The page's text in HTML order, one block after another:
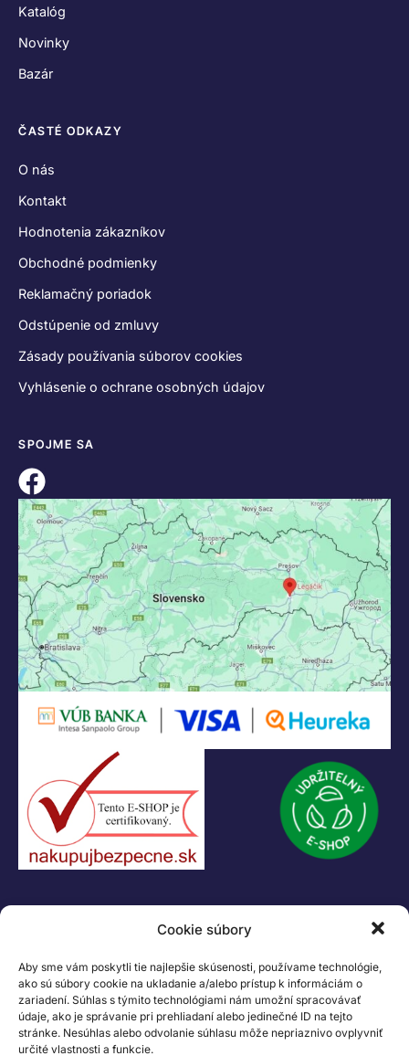
Cookie súbory
Aby sme vám poskytli tie najlepšie skúsenosti, používame technológie,
ako sú súbory cookie na ukladanie a/alebo prístup k informáciám o
zariadení. Súhlas s týmito technológiami nám umožní spracovávať
údaje, ako je správanie pri prehliadaní alebo jedinečné ID na tejto
stránke. Nesúhlas alebo odvolanie súhlasu môže nepriaznivo ovplyvniť
určité vlastnosti a funkcie.
Katalóg
Novinky
Bazár
ČASTÉ ODKAZY
O nás
Kontakt
Hodnotenia zákazníkov
Obchodné podmienky
Reklamačný poriadok
Odstúpenie od zmluvy
Zásady používania súborov cookies
Vyhlásenie o ochrane osobných údajov
SPOJME SA
+421 907 919 608
legacik@legacik.sk
Legáčik s.r.o
Hrnčiarska 2/A
04001 Košice